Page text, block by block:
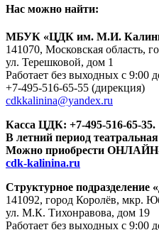
Нас можно найти:
МБУК «ЦДК им. М.И.
141070, Московская область,
ул. Терешковой, дом 1
Работает без выходных с 9:00
+7-495-516-65-55 (дирекция)
cdkkalinina@yandex.ru
Касса ЦДК: +7-495-516-65-35.
В летний период театральная
Можно приобрести
cdk-kalinina.ru
Структурное
141092, город Королёв, мкр.
ул. М.К. Тихонравова, дом 19
Работает без выходных с 9:00